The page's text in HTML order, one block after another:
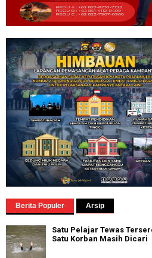
Berita Populer Arsip
Satu Pelajar Tewas
Satu Korban Masih Dicari